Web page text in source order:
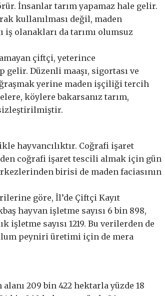
İnsanlar tarım yapamaz hale gelir.
kullanılması değil, maden
iş olanakları da tarımı olumsuz
çiftçi, yeterince
gelir. Düzenli maaşı, sigortası ve
yerine maden işçiliği tercih
köylere bakarsanız tarım,
hayvancılıktır. Coğrafi işaret
coğrafi işaret tescili almak için gün
birisi de maden faciasının
göre, İl’de Çiftçi Kayıt
hayvan işletme sayısı 6 bin 898,
işletme sayısı 1219. Bu verilerden de
peyniri üretimi için de mera
alanı 209 bin 422 hektarla yüzde 18